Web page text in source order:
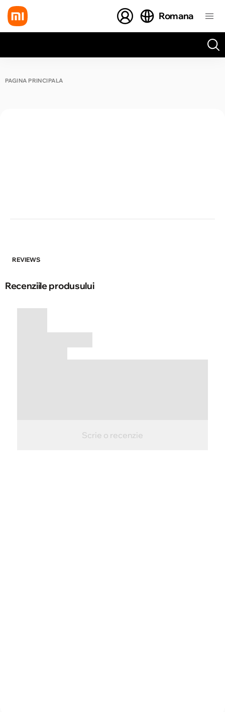
Romana
PAGINA PRINCIPALĂ
REVIEWS
Recenziile produsului
Scrie o recenzie